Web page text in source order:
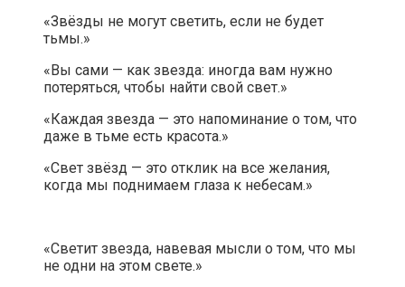
«Звёзды не могут светить, если не будет
тьмы.»
«Вы сами — как звезда: иногда вам нужно
потеряться, чтобы найти свой свет.»
«Каждая звезда — это напоминание о том, что
даже в тьме есть красота.»
«Свет звёзд — это отклик на все желания,
когда мы поднимаем глаза к небесам.»
«Светит звезда, навевая мысли о том, что мы
не одни на этом свете.»